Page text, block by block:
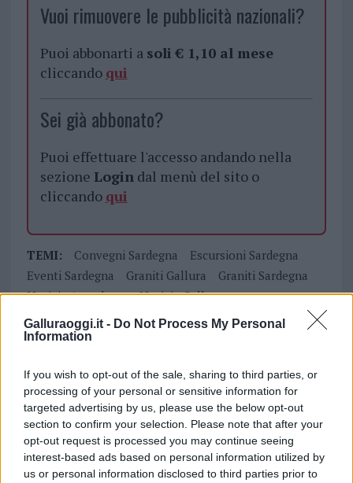
Galluraoggi.it - Do Not Process My Personal
Information
If you wish to opt-out of the sale, sharing to third parties, or
processing of your personal or sensitive information for
targeted advertising by us, please use the below opt-out
section to confirm your selection. Please note that after your
opt-out request is processed you may continue seeing
interest-based ads based on personal information utilized by
us or personal information disclosed to third parties prior to
Vuoi rimuovere le pubblicità nazionali?
Puoi abbonarti a soli € 1,10 al mese
cliccando qui
Sei già abbonato?
Puoi effettuare l'accesso andando nella
sezione Logindal menù del sito o
cliccando qui
TEMI: Convegni Sardegna
Escursioni Sardegna
Eventi Sardegna
Graniti Gallura
Graniti Sardegna
Notizie Arzachena
Notizie Gallura
Notizie Sardegna
Open Your Mine
Open Your Mine Arzachena Il Granito Della Gallura
Open Your Mine Parco Geominerario Sardegna
Gallura
Open Your Mine Sardegna
Parco Geominerario Storico E Ambientale Della
Sardegna
Trekking Gallura
Trekking Sardegna